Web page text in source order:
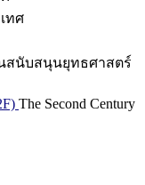
ทศ
สนับสนุนยุทธศาสตร์
The Second Century